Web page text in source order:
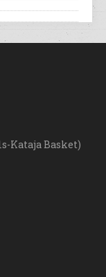
Kataja Basket)